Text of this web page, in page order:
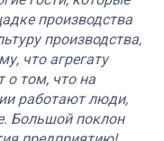
производства
производства,
что агрегату
о том, что на
работают люди,
Большой поклон